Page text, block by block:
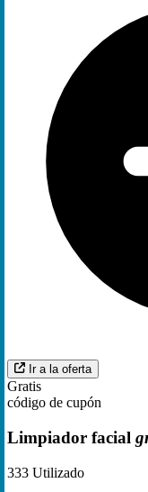
Ir a la oferta
Gratis
código de cupón
Limpiador facial
333 Utilizado